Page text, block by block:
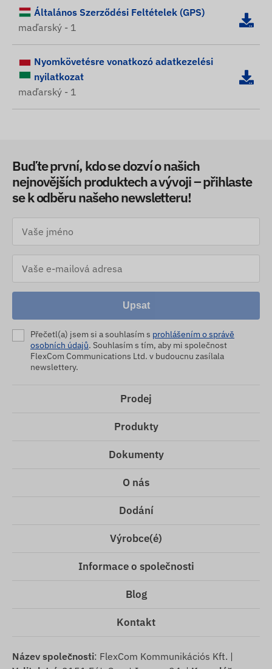
Általános Szerződési Feltételek (GPS)
maďarský - 1
Nyomkövetésre vonatkozó adatkezelési
nyilatkozat
maďarský - 1
Buďte první, kdo se dozví o našich
nejnovějších produktech a vývoji – přihlaste
se k odběru našeho newsletteru!
Upsat
Přečetl(a) jsem si a souhlasím s prohlášením o správě
osobních údajů. Souhlasím s tím, aby mi společnost
FlexCom Communications Ltd. v budoucnu zasílala
newslettery.
Prodej
Produkty
Dokumenty
O nás
Dodání
Výrobce(é)
Informace o společnosti
Blog
Kontakt
Název společnosti: FlexCom Kommunikációs Kft. |